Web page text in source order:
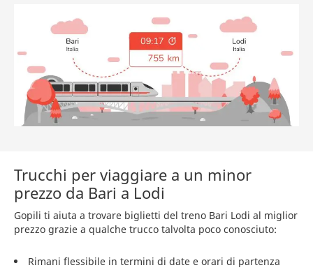
Trucchi per viaggiare a un minor
prezzo da Bari a Lodi
Gopili ti aiuta a trovare biglietti del treno Bari Lodi al miglior
prezzo grazie a qualche trucco talvolta poco conosciuto:
Rimani flessibile in termini di date e orari di partenza